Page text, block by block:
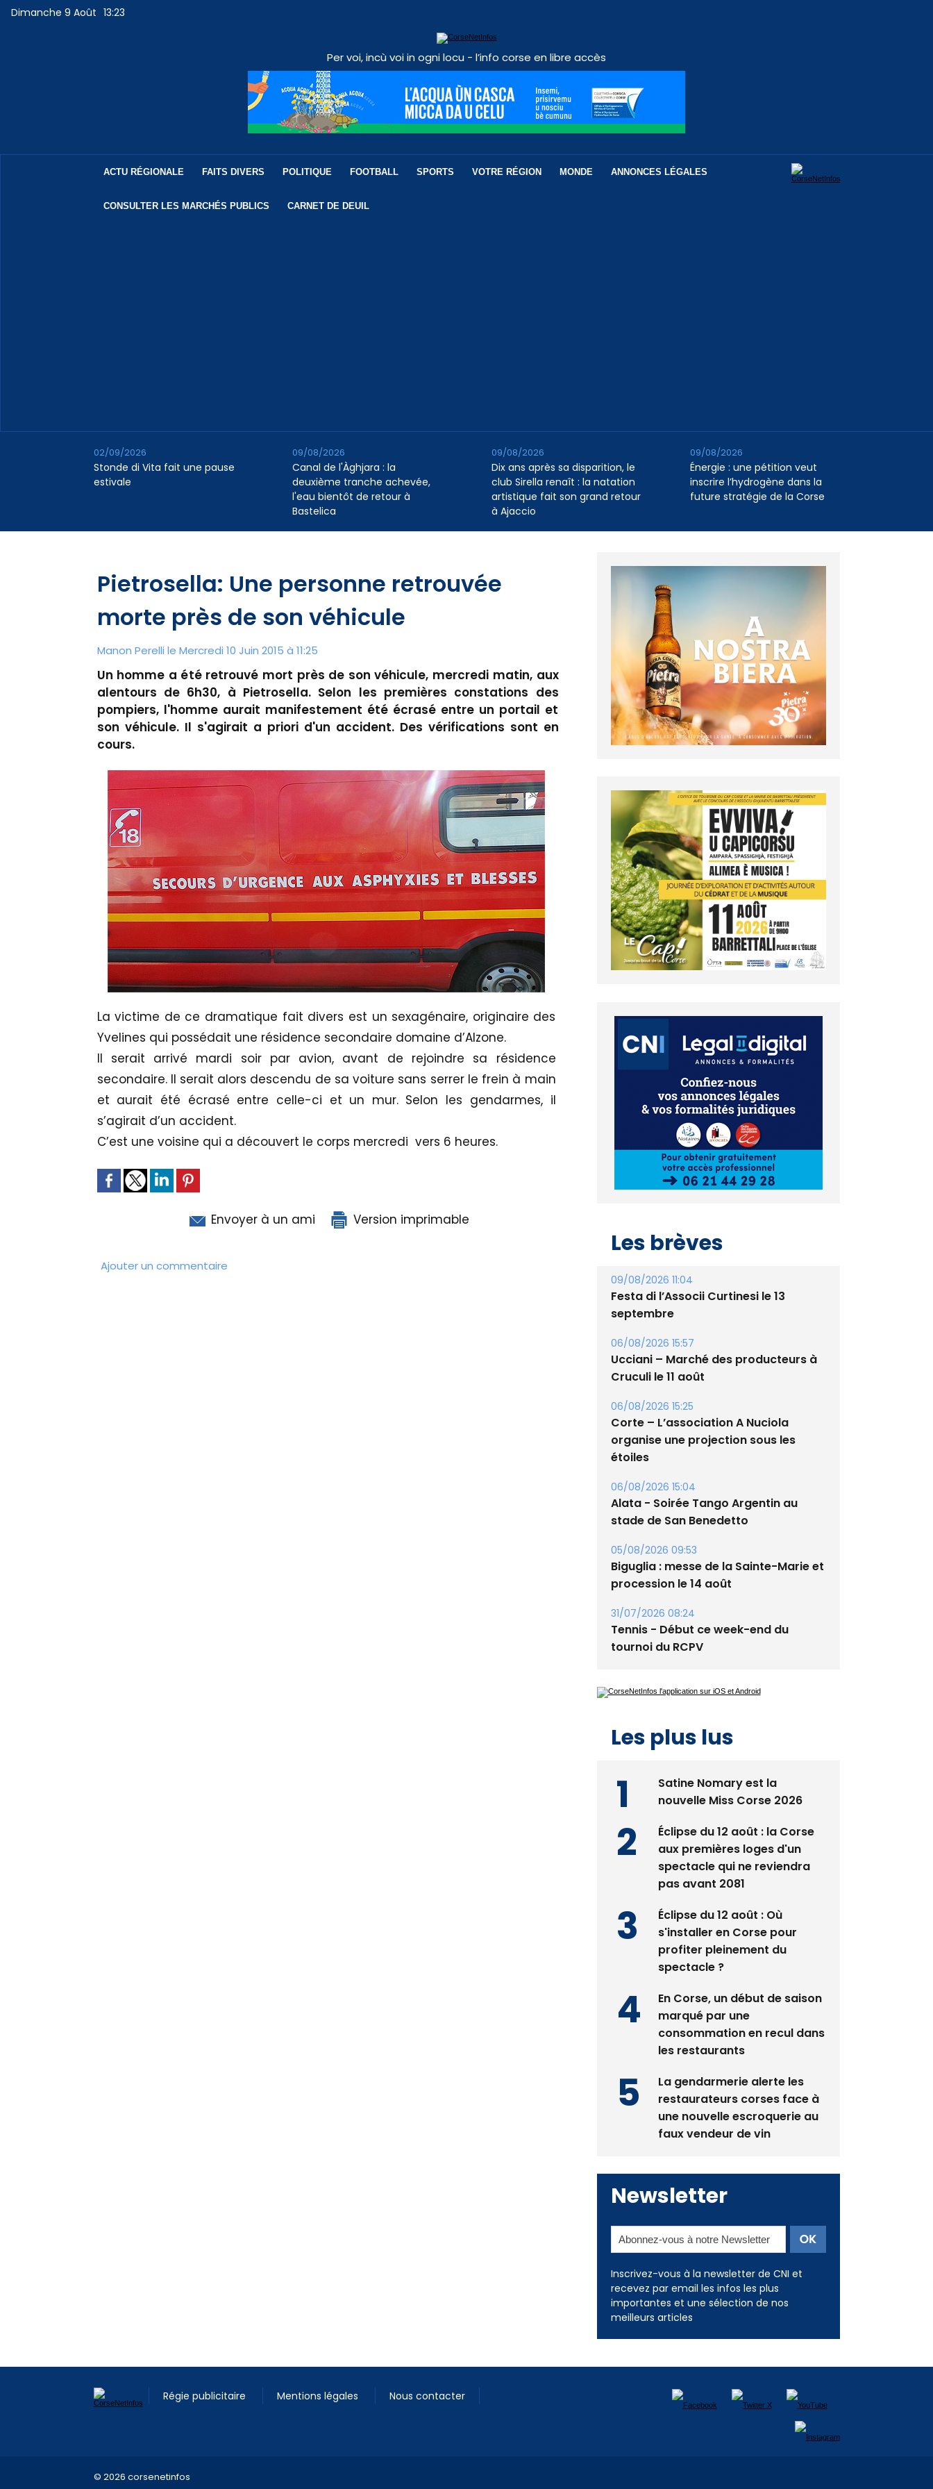
Dimanche 9 Août 13:23
Per voi, incù voi in ogni locu - l’info corse en libre accès
ACTU RÉGIONALE FAITS DIVERS POLITIQUE FOOTBALL SPORTS VOTRE RÉGION MONDE ANNONCES LÉGALES
CONSULTER LES MARCHÉS PUBLICS CARNET DE DEUIL
Stonde di Vita fait une pause
estivale
02/09/2026
Canal de l'Àghjara : la
deuxième tranche achevée,
l'eau bientôt de retour à
Bastelica
09/08/2026
Dix ans après sa disparition, le
club Sirella renaît : la natation
artistique fait son grand retour
à Ajaccio
09/08/2026
Énergie : une pétition veut
inscrire l’hydrogène dans la
future stratégie de la Corse
09/08/2026
Pietrosella: Une personne retrouvée
morte près de son véhicule
Manon Perelli le Mercredi 10 Juin 2015 à 11:25
Un homme a été retrouvé mort près de son véhicule, mercredi matin, aux
alentours de 6h30, à Pietrosella. Selon les premières constations des
pompiers, l'homme aurait manifestement été écrasé entre un portail et
son véhicule. Il s'agirait a priori d'un accident. Des vérifications sont en
cours.
La victime de ce dramatique fait divers est un sexagénaire, originaire des
Yvelines qui possédait une résidence secondaire domaine d’Alzone.
Il serait arrivé mardi soir par avion, avant de rejoindre sa résidence
secondaire. Il serait alors descendu de sa voiture sans serrer le frein à main
et aurait été écrasé entre celle-ci et un mur. Selon les gendarmes, il
s’agirait d’un accident.
C’est une voisine qui a découvert le corps mercredi vers 6 heures.
Envoyer à un ami Version imprimable
Ajouter un commentaire
09/08/2026 11:04
septembre
06/08/2026 15:57
Ucciani – Marché des producteurs à
Cruculi le 11 août
06/08/2026 15:25
organise une projection sous les
étoiles
06/08/2026 15:04
stade de San Benedetto
05/08/2026 09:53
procession le 14 août
31/07/2026 08:24
Tennis - Début ce week-end du
tournoi du RCPV
Les plus lus
Satine Nomary est la
Éclipse du 12 août : la Corse
spectacle qui ne reviendra
pas avant 2081
Éclipse du 12 août : Où
profiter pleinement du
spectacle ?
En Corse, un début de saison
consommation en recul dans
les restaurants
La gendarmerie alerte les
une nouvelle escroquerie au
faux vendeur de vin
Inscrivez-vous à la newsletter de CNI et
recevez par email les infos les plus
importantes et une sélection de nos